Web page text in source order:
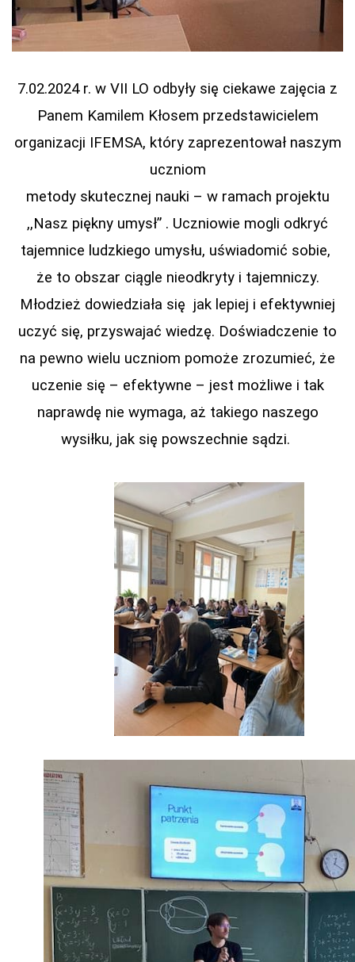
7.02.2024 r. w VII LO odbyły się ciekawe zajęcia z
Panem Kamilem Kłosem przedstawicielem
organizacji IFEMSA, który zaprezentował naszym
uczniom
metody skutecznej nauki – w ramach projektu
,,Nasz piękny umysł” . Uczniowie mogli odkryć
tajemnice ludzkiego umysłu, uświadomić sobie,
że to obszar ciągle nieodkryty i tajemniczy.
Młodzież dowiedziała się jak lepiej i efektywniej
uczyć się, przyswajać wiedzę. Doświadczenie to
na pewno wielu uczniom pomoże zrozumieć, że
uczenie się – efektywne – jest możliwe i tak
naprawdę nie wymaga, aż takiego naszego
wysiłku, jak się powszechnie sądzi.